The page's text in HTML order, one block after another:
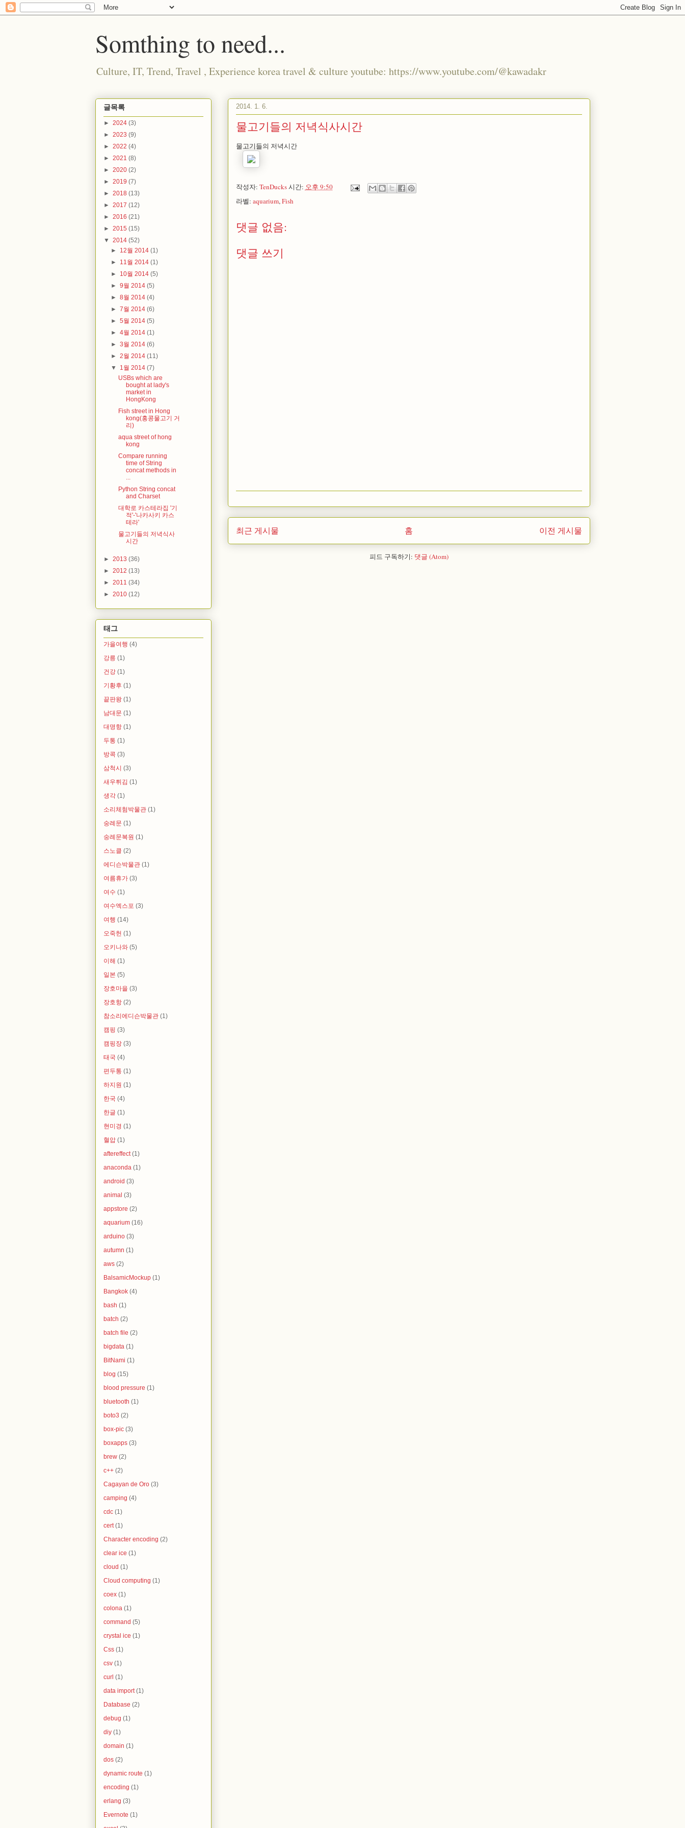
Somthing to need...
Culture, IT, Trend, Travel , Experience korea travel & culture youtube: https://www.youtube.com/@kawadakr
2014. 1. 6.
물고기들의 저녁식사시간
물고기들의 저녁시간
작성자: TenDucks시간: 오후 9:50
라벨: aquarium,Fish
댓글 없음:
댓글 쓰기
최근 게시물 이전 게시물
홈
피드 구독하기: 댓글 (Atom)
글목록
► 2024 (3)
► 2023 (9)
► 2022 (4)
► 2021 (8)
► 2020 (2)
► 2019 (7)
► 2018 (13)
► 2017 (12)
► 2016 (21)
► 2015 (15)
▼ 2014 (52)
► 12월 2014 (1)
► 11월 2014 (1)
► 10월 2014 (5)
► 9월 2014 (5)
► 8월 2014 (4)
► 7월 2014 (6)
► 5월 2014 (5)
► 4월 2014 (1)
► 3월 2014 (6)
► 2월 2014 (11)
▼ 1월 2014 (7)
USBs which are
bought at lady's
market in
HongKong
Fish street in Hong
kong(홍콩물고기 거
리)
aqua street of hong
kong
Compare running
time of String
concat methods in
...
Python String concat
and Charset
대학로 카스테라집 '기
적'-'나카사키 카스
테라'
물고기들의 저녁식사
시간
► 2013 (36)
► 2012 (13)
► 2011 (34)
► 2010 (12)
태그
가을여행 (4)
강릉 (1)
건강 (1)
기황후 (1)
끝판왕 (1)
남대문 (1)
대명항 (1)
두통 (1)
방콕 (3)
삼척시 (3)
새우튀김 (1)
생각 (1)
소리체험박물관 (1)
숭례문 (1)
숭례문복원 (1)
스노클 (2)
에디슨박물관 (1)
여름휴가 (3)
여수 (1)
여수엑스포 (3)
여행 (14)
오죽헌 (1)
오키나와 (5)
이해 (1)
일본 (5)
장호마을 (3)
장호항 (2)
참소리에디슨박물관 (1)
캠핑 (3)
캠핑장 (3)
태국 (4)
편두통 (1)
하지원 (1)
한국 (4)
한글 (1)
현미경 (1)
혈압 (1)
aftereffect (1)
anaconda (1)
android (3)
animal (3)
appstore (2)
aquarium (16)
arduino (3)
autumn (1)
aws (2)
BalsamicMockup (1)
Bangkok (4)
bash (1)
batch (2)
batch file (2)
bigdata (1)
BitNami (1)
blog (15)
blood pressure (1)
bluetooth (1)
boto3 (2)
box-pic (3)
boxapps (3)
brew (2)
c++ (2)
Cagayan de Oro (3)
camping (4)
cdc (1)
cert (1)
Character encoding (2)
clear ice (1)
cloud (1)
Cloud computing (1)
coex (1)
colona (1)
command (5)
crystal ice (1)
Css (1)
csv (1)
curl (1)
data import (1)
Database (2)
debug (1)
diy (1)
domain (1)
dos (2)
dynamic route (1)
encoding (1)
erlang (3)
Evernote (1)